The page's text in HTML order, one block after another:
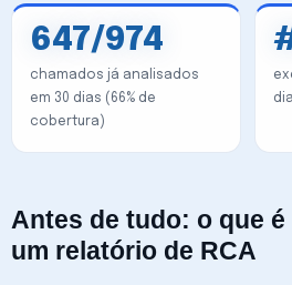
647/974
chamados já analisados
em 30 dias (66% de
cobertura)
Antes de tudo: o que é
um relatório de RCA